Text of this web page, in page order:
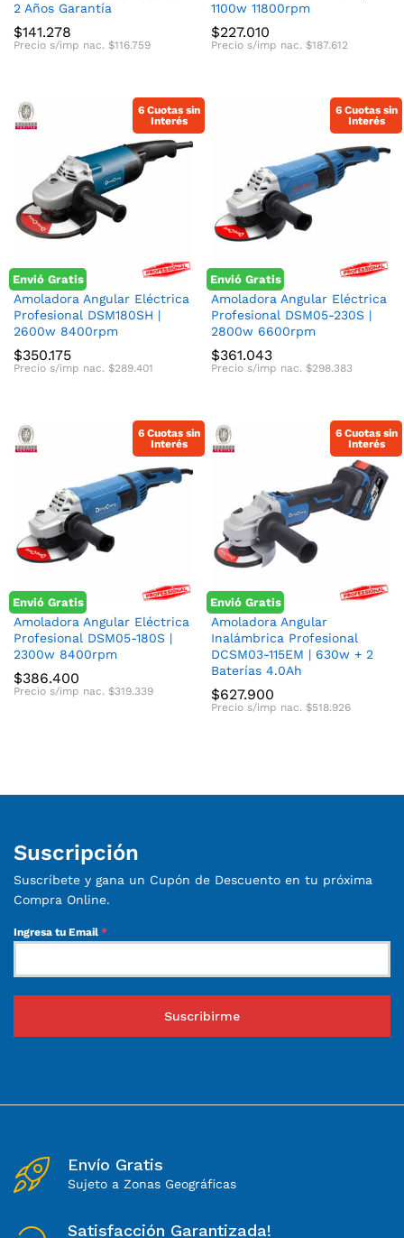
2 Años Garantía
$141.278
Precio s/imp nac. $116.759
1100w 11800rpm
$227.010
Precio s/imp nac. $187.612
6 Cuotas sin
Interés
Envió Gratis
Amoladora Angular Eléctrica
Profesional DSM180SH |
2600w 8400rpm
$350.175
Precio s/imp nac. $289.401
6 Cuotas sin
Interés
Envió Gratis
Amoladora Angular Eléctrica
Profesional DSM05-230S |
2800w 6600rpm
$361.043
Precio s/imp nac. $298.383
6 Cuotas sin
Interés
Envió Gratis
Amoladora Angular Eléctrica
Profesional DSM05-180S |
2300w 8400rpm
$386.400
Precio s/imp nac. $319.339
6 Cuotas sin
Interés
Envió Gratis
Amoladora Angular
Inalámbrica Profesional
DCSM03-115EM | 630w + 2
Baterías 4.0Ah
$627.900
Precio s/imp nac. $518.926
Suscripción
Suscríbete y gana un Cupón de Descuento en tu próxima
Compra Online.
Ingresa tu Email *
Suscribirme
Envío Gratis
Sujeto a Zonas Geográficas
Satisfacción Garantizada!